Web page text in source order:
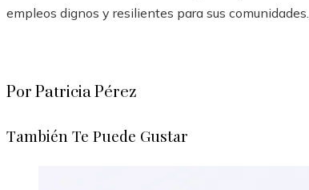
empleos dignos y resilientes para sus comunidades.
Por Patricia Pérez
También Te Puede Gustar